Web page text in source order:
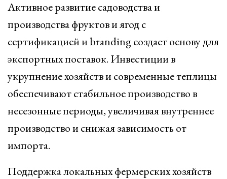
Активное развитие садоводства и
производства фруктов и ягод с
сертификацией и branding создает основу для
экспортных поставок. Инвестиции в
укрупнение хозяйств и современные теплицы
обеспечивают стабильное производство в
несезонные периоды, увеличивая внутреннее
производство и снижая зависимость от
импорта.
Поддержка локальных фермерских хозяйств